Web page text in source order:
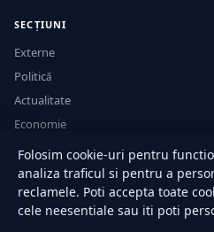
SECȚIUNI
Externe
Politică
Actualitate
Economie
Sănătate
Utile
RUBRICI
Folosim cookie-uri pentru
analiza traficul si pentru a
reclamele. Poti accepta toate
cele neesentiale sau iti poti